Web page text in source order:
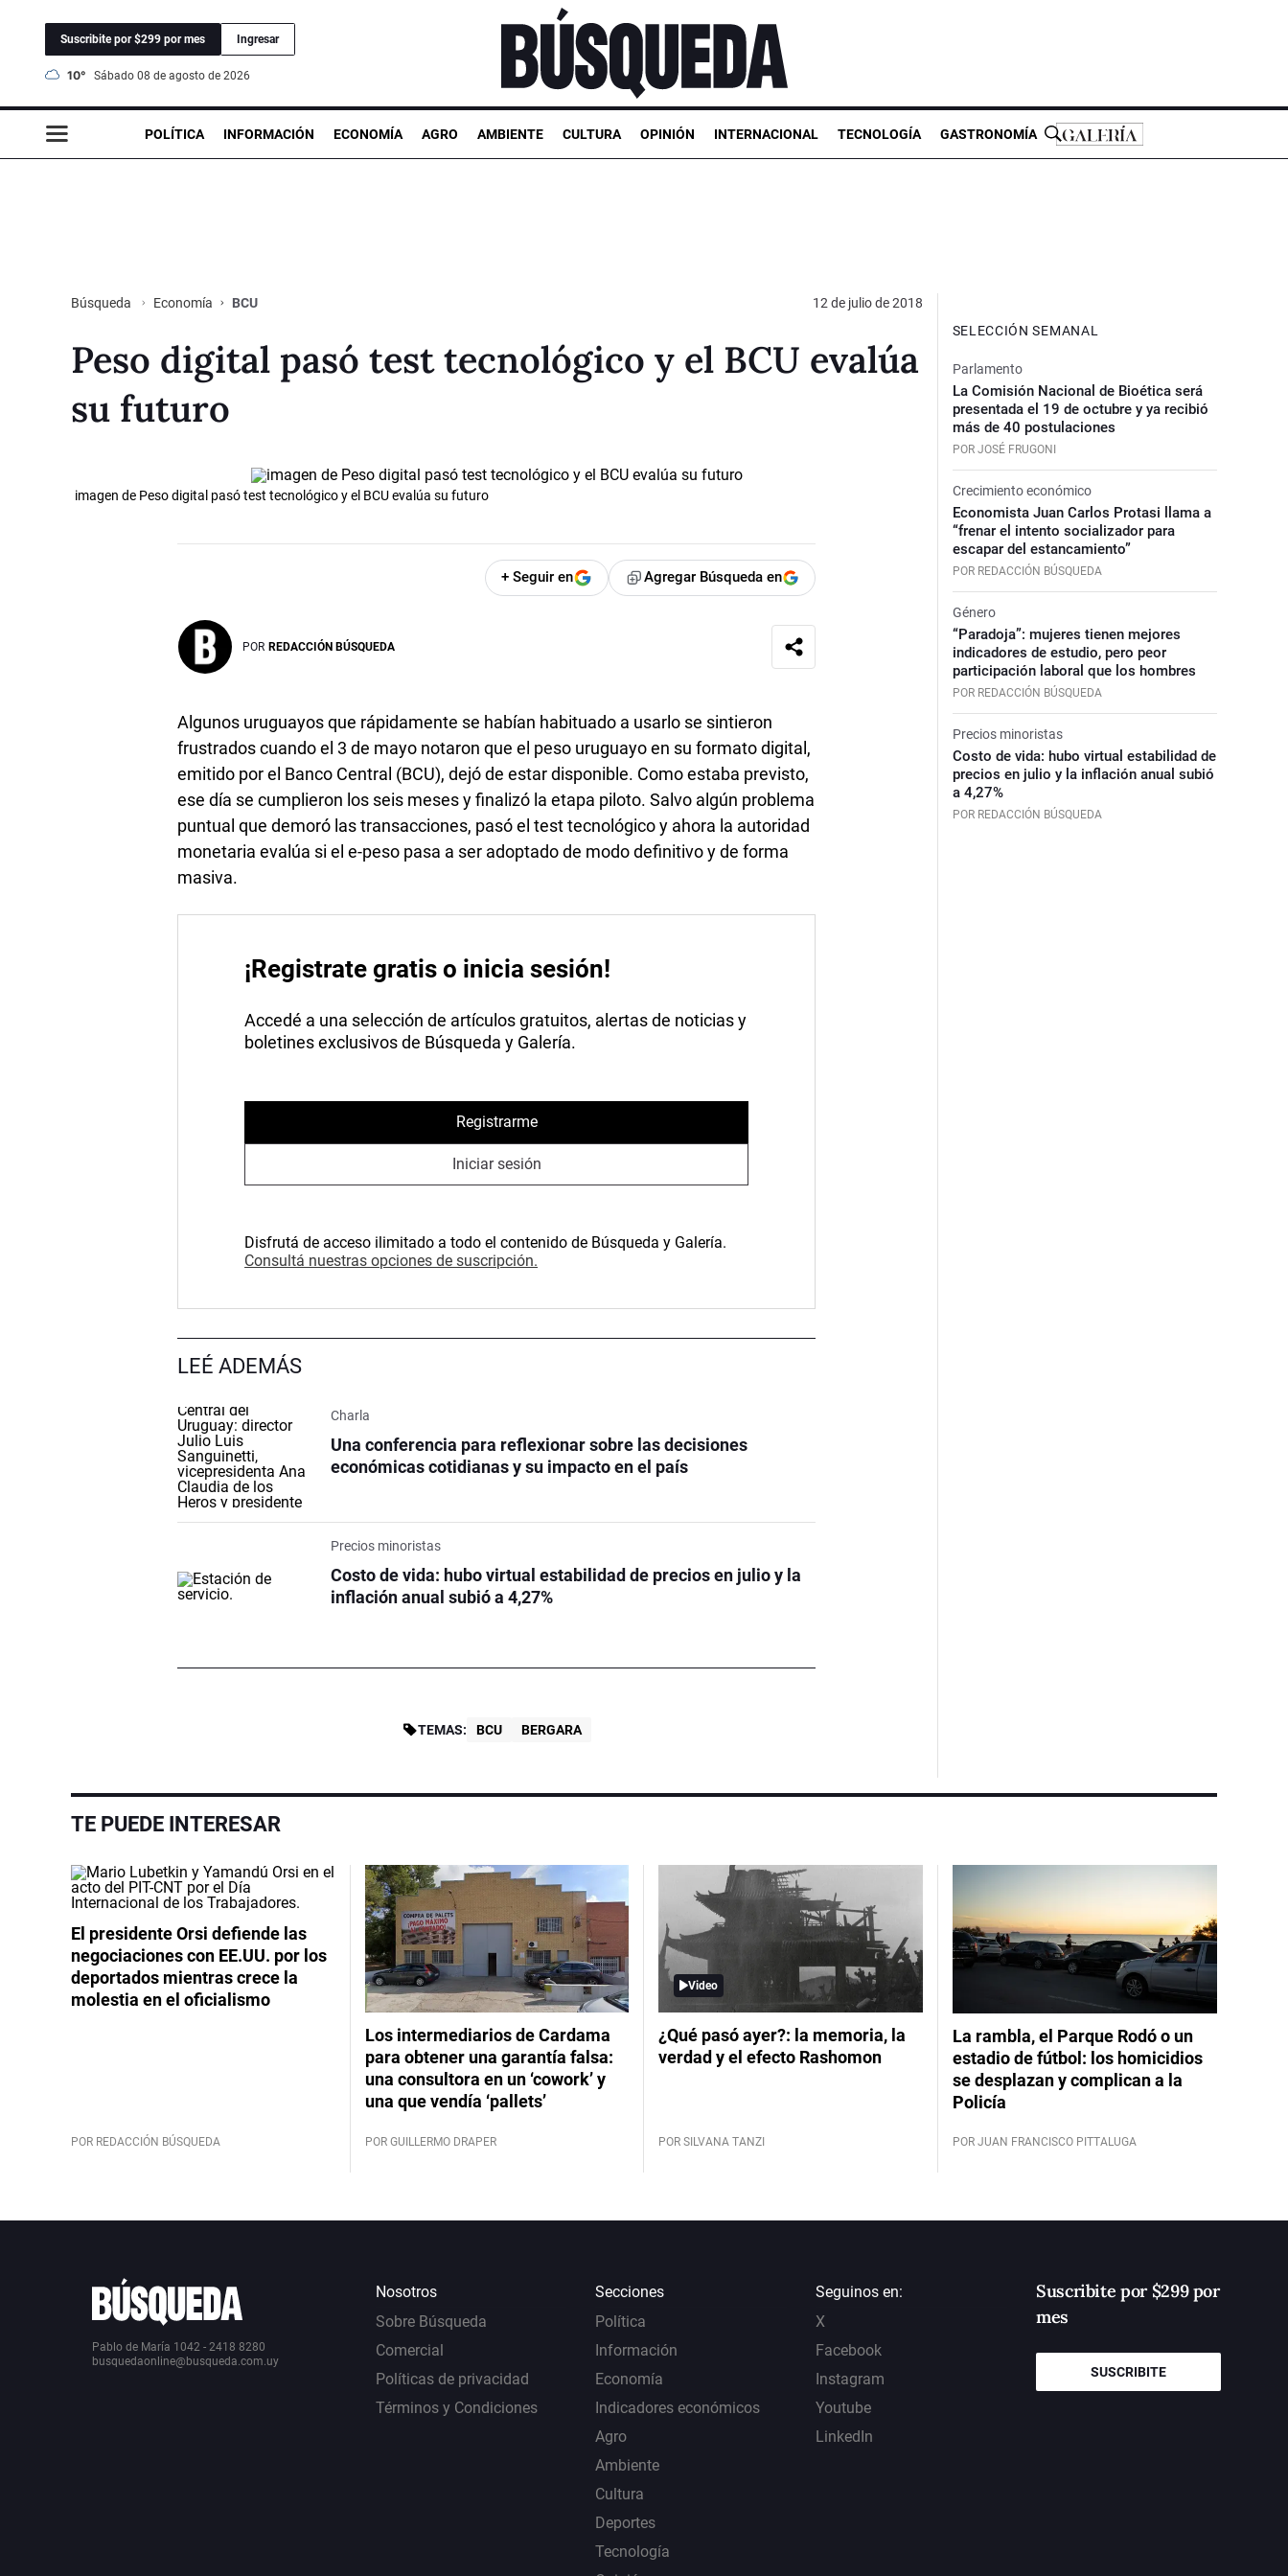
Suscribite por $299 por mes Ingresar
10° sábado 08 de agosto de 2026
POLÍTICA INFORMACIÓN ECONOMÍA AGRO AMBIENTE CULTURA OPINIÓN INTERNACIONAL TECNOLOGÍA GASTRONOMÍA
Búsqueda Economía BCU 12 de julio de 2018
Peso digital pasó test tecnológico y el BCU evalúa
su futuro
imagen de Peso digital pasó test tecnológico y el BCU evalúa su futuro
+ Seguir en Agregar Búsqueda en
POR REDACCIÓN BÚSQUEDA
Algunos uruguayos que rápidamente se habían habituado a usarlo se sintieron
frustrados cuando el 3 de mayo notaron que el peso uruguayo en su formato digital,
emitido por el Banco Central (BCU), dejó de estar disponible. Como estaba previsto,
ese día se cumplieron los seis meses y finalizó la etapa piloto. Salvo algún problema
puntual que demoró las transacciones, pasó el test tecnológico y ahora la autoridad
monetaria evalúa si el e-peso pasa a ser adoptado de modo definitivo y de forma
masiva.
¡Registrate gratis o inicia sesión!
Accedé a una selección de artículos gratuitos, alertas de noticias y
boletines exclusivos de Búsqueda y Galería.
Registrarme
Iniciar sesión
Disfrutá de acceso ilimitado a todo el contenido de Búsqueda y Galería.
Consultá nuestras opciones de suscripción.
LEÉ ADEMÁS
Charla
Una conferencia para reflexionar sobre las decisiones
económicas cotidianas y su impacto en el país
Precios minoristas
Costo de vida: hubo virtual estabilidad de precios en julio y la
inflación anual subió a 4,27%
TEMAS: BCU BERGARA
SELECCIÓN SEMANAL
Parlamento
La Comisión Nacional de Bioética será
presentada el 19 de octubre y ya recibió
más de 40 postulaciones
POR JOSÉ FRUGONI
Crecimiento económico
Economista Juan Carlos Protasi llama a
“frenar el intento socializador para
escapar del estancamiento”
POR REDACCIÓN BÚSQUEDA
Género
“Paradoja”: mujeres tienen mejores
indicadores de estudio, pero peor
participación laboral que los hombres
POR REDACCIÓN BÚSQUEDA
Precios minoristas
Costo de vida: hubo virtual estabilidad de
precios en julio y la inflación anual subió
a 4,27%
POR REDACCIÓN BÚSQUEDA
TE PUEDE INTERESAR
El presidente Orsi defiende las
negociaciones con EE.UU. por los
deportados mientras crece la
molestia en el oficialismo
POR REDACCIÓN BÚSQUEDA
Los intermediarios de Cardama
para obtener una garantía falsa:
una consultora en un ‘cowork’ y
una que vendía ‘pallets’
POR GUILLERMO DRAPER
Video
¿Qué pasó ayer?: la memoria, la
verdad y el efecto Rashomon
POR SILVANA TANZI
La rambla, el Parque Rodó o un
estadio de fútbol: los homicidios
se desplazan y complican a la
Policía
POR JUAN FRANCISCO PITTALUGA
Pablo de María 1042 - 2418 8280
busquedaonline@busqueda.com.uy
Nosotros
Sobre Búsqueda
Comercial
Políticas de privacidad
Términos y Condiciones
Secciones
Política
Información
Economía
Indicadores económicos
Agro
Ambiente
Cultura
Deportes
Tecnología
Seguinos en:
X
Facebook
Instagram
Youtube
LinkedIn
Suscribite por $299 por
mes
SUSCRIBITE